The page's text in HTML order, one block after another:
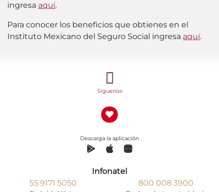
ingresa aquí.
Para conocer los beneficios que obtienes en el
Instituto Mexicano del Seguro Social ingresa aquí.
Síguenos
Descarga la aplicación
Infonatel
55 9171 5050
800 008 3900